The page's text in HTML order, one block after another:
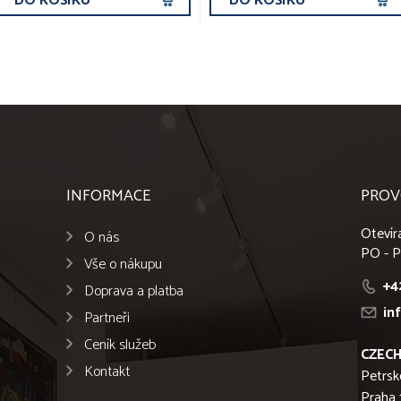
INFORMACE
O nás
Vše o nákupu
Doprava a platba
Partneři
Ceník služeb
Kontakt
PO -